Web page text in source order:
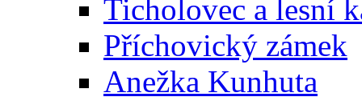
Ticholovec a lesní
Příchovický zámek
Anežka Kunhuta